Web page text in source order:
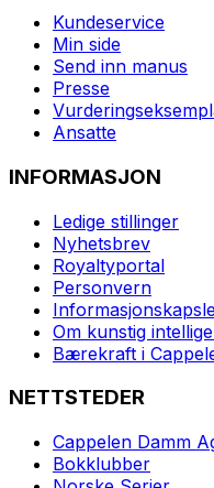
Kundeservice
Min side
Send inn manus
Presse
Ansatte
INFORMASJON
Ledige stillinger
Nyhetsbrev
Royaltyportal
Personvern
Om kunstig
Bærekraft i
NETTSTEDER
Cappelen Damm
Bokklubber